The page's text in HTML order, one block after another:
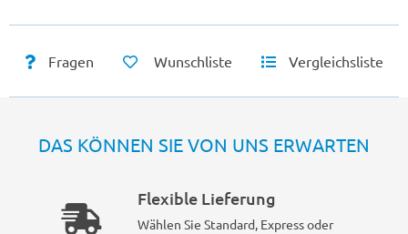
Fragen Wunschliste Vergleichsliste
DAS KÖNNEN SIE VON UNS ERWARTEN
Flexible Lieferung
Wählen Sie Standard, Express oder